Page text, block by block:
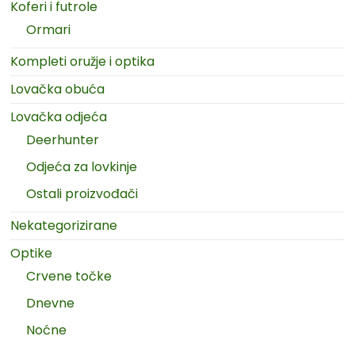
Koferi i futrole
Ormari
Kompleti oružje i optika
Lovačka obuća
Lovačka odjeća
Deerhunter
Odjeća za lovkinje
Ostali proizvođači
Nekategorizirane
Optike
Crvene točke
Dnevne
Noćne